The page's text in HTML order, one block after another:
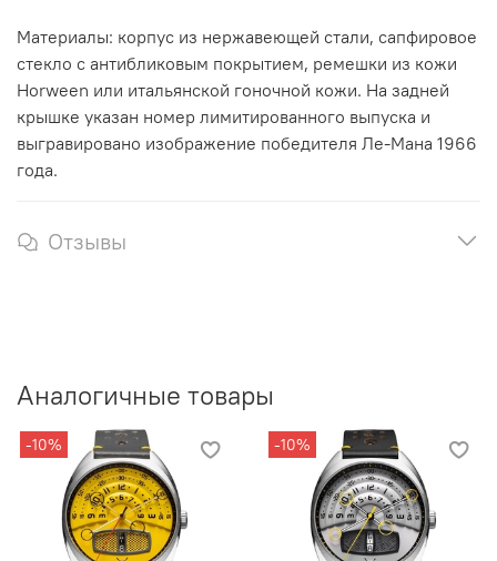
Материалы: корпус из нержавеющей стали, сапфировое
стекло с антибликовым покрытием, ремешки из кожи
Horween или итальянской гоночной кожи. На задней
крышке указан номер лимитированного выпуска и
выгравировано изображение победителя Ле-Мана 1966
года.
Отзывы
Аналогичные товары
-10% -10%